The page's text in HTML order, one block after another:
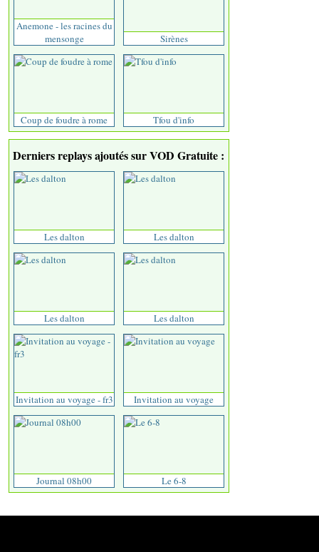
Anemone - les racines du
mensonge
Sirènes
Coup de foudre à rome Tfou d'info
Derniers replays ajoutés sur VOD Gratuite :
Les dalton Les dalton
Les dalton Les dalton
Invitation au voyage - fr3 Invitation au voyage
Journal 08h00 Le 6-8